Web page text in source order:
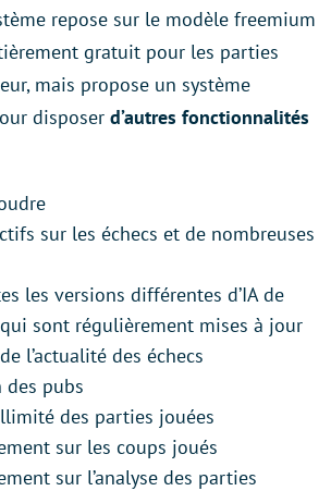
repose sur le modèle freemium
gratuit pour les parties
mais propose un système
disposer d’autres fonctionnalités
sur les échecs et de nombreuses
les versions différentes d’IA de
qui sont régulièrement mises à jour
l’actualité des échecs
des pubs
des parties jouées
sur les coups joués
sur l’analyse des parties